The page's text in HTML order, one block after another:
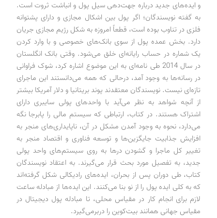
و ایده‌های جدید درباره جهت‌دهی سیل پول و انباشت ثروت است.
به گفته نویسندگان؛ اگر پول بین اشکال مجازی و دارای پشتوانه
فلزی در تناوب بوده است، قطعاً امروزه به شکل رژیم مجازی جریان
دارد. بخش عمده پول از سوی بانک‌های خصوصی و با وارد کردن
یک شماره در حساب رایانه‌ای خلق می‌شود. وقتی بانک انگلستان
در سال 2014 طی نامه‌ای به این موضوع اشاره کرد، شوک فراوانی
در رسانه‌ها به وجود آمد، درحالی که همه می‌دانستند این ماجرای
تازه‌ای نیست. نویسندگان معتقدند پوند بریتانیا و دلار آمریکا بیشتر
از آنچه شواهد به نظر می‌آید با واحدهای پولی سایبری دارای
اشتراک هستند. در کتاب، ارتباطی که سیستم مالی را پابرجا نگه
می‌دارد، نحوه به وجود آمدن مشکل در آن، ناپایداری‌های منجر به
افزایش جذابیت جایگزین‌ها و توسعه فناوری و اقتصاد منجر به
تغییر کل ماجرا و گشودن درها به روی سیستم‌های واحد پولی
جدید، به تفصیل مورد بحث قرار می‌گیرند. به اعتقاد نویسندگان
کتاب، طی دوران پس از بحران، ایده‌های رادیکالی شکل گرفته‌اند
که به کلی ایده پول را از نو بنا می‌کنند. این ایده‌ها از مبادله ساعت
لازم برای انجام کار در مقیاس محلی، تا مبادله پول دیجیتال در
مقیاس جهانی همانند بیت‌کوین را دربرمی‌گیرد.